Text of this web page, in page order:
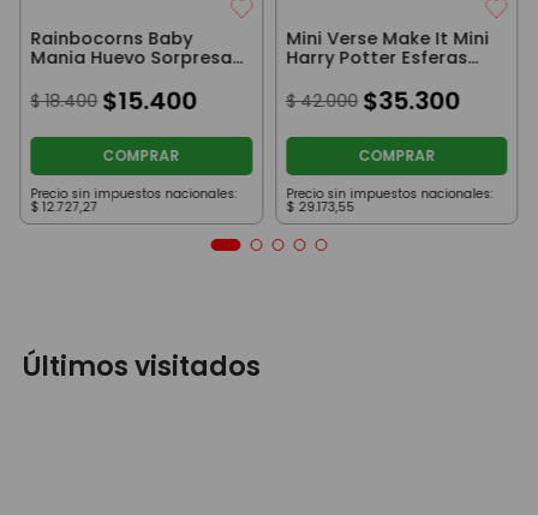
Rainbocorns Baby
Mania Huevo Sorpresa
Accesorios
$ 18.400 $15.400
COMPRAR
Precio sin impuestos nacionales:
$ 12.727,27
Mini Verse Make It Mini
Harry Potter Esferas
Sorpresas
Coleccionables
$ 42.000 $35.300
COMPRAR
Precio sin impuestos nacionales:
$ 29.173,55
Últimos visitados